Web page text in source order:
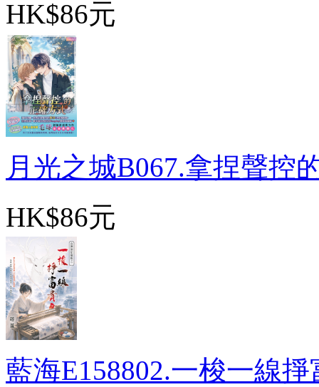
HK$86元
月光之城B067.拿捏聲控
HK$86元
藍海E158802.一梭一線掙